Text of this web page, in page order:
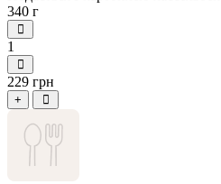
340 г
1
229 грн
+